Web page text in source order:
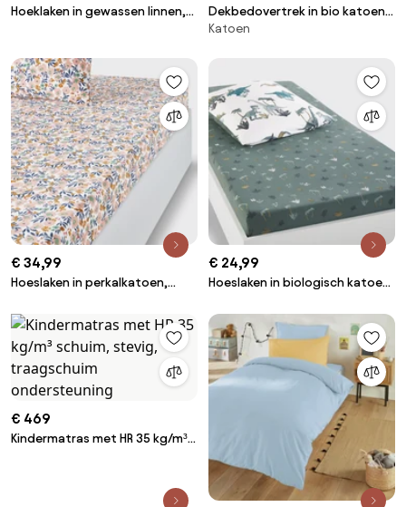
Hoeklaken in gewassen linnen,
Dekbedovertrek in bio katoen,
Junglito
Katoen
€ 34,99
Hoeslaken in perkalkatoen,
€ 24,99
Hoeslaken in biologisch katoen
€ 469
Kindermatras met HR 35 kg/m³